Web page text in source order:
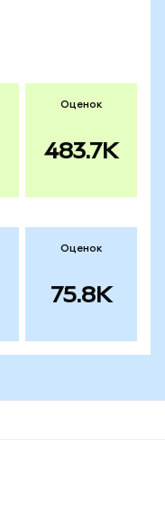
Оценок
483.7K
Оценок
75.8K